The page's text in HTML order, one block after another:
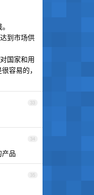
到市场供
国家和用
容易的，
33
34
品
35